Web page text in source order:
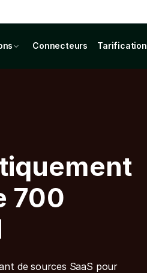
Connecteurs Tarification
700
de sources SaaS pour